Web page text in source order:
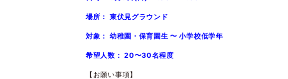
場所： 東伏見グラウンド
対象： 幼稚園・保育園生 〜 小学校低学年
希望人数： 20〜30名程度
【お願い事項】